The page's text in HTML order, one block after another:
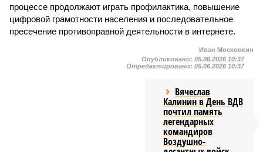
процессе продолжают играть профилактика, повышение
цифровой грамотности населения и последовательное
пресечение противоправной деятельности в интернете.
Иван Московкин
Опубликовано: 05.06.2026 10:37
Отредактировано: 05.06.2026 10:37
Вячеслав
Калинин в День ВДВ
почтил память
легендарных
командиров
Воздушно-